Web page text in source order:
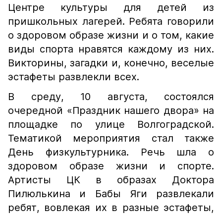
Центре культуры для детей из
пришкольных лагерей. Ребята говорили
о здоровом образе жизни и о том, какие
виды спорта нравятся каждому из них.
Викторины, загадки и, конечно, веселые
эстафеты развлекли всех.
В среду, 10 августа, состоялся
очередной «Праздник нашего двора» на
площадке по улице Волгоградской.
Тематикой мероприятия стал также
День физкультурника. Речь шла о
здоровом образе жизни и спорте.
Артисты ЦК в образах Доктора
Пилюлькина и Бабы Яги развлекали
ребят, вовлекая их в разные эстафеты,